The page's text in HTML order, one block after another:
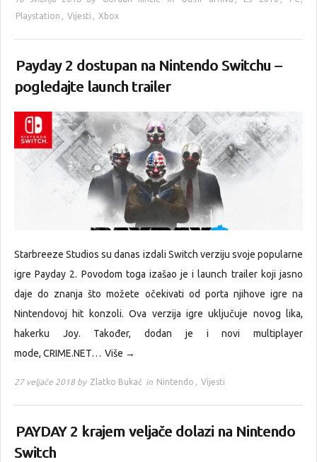
Playstation , Vijesti , Xbox
Payday 2 dostupan na Nintendo Switchu –
pogledajte launch trailer
Starbreeze Studios su danas izdali Switch verziju svoje popularne
igre Payday 2. Povodom toga izašao je i launch trailer koji jasno
daje do znanja što možete očekivati od porta njihove igre na
Nintendovoj hit konzoli. Ova verzija igre uključuje novog lika,
hakerku Joy. Također, dodan je i novi multiplayer
mode, CRIME.NET… Više →
27 veljače 2018 by Zlatko Bukač in Nintendo , Vijesti
PAYDAY 2 krajem veljače dolazi na Nintendo
Switch